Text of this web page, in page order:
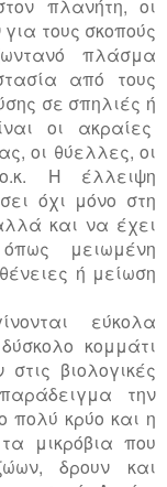
πλανήτη, οι
τους σκοπούς
πλάσμα
από τους
σε σπηλιές ή
οι ακραίες
οι θύελλες, οι
Η έλλειψη
όχι μόνο στη
και να έχει
μειωμένη
ή μείωση
εύκολα
κομμάτι
βιολογικές
την
πολύ κρύο και η
μικρόβια που
δρουν και